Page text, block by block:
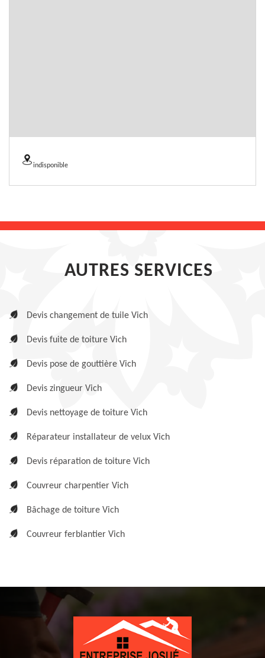
indisponible
AUTRES SERVICES
Devis changement de tuile Vich
Devis fuite de toiture Vich
Devis pose de gouttière Vich
Devis zingueur Vich
Devis nettoyage de toiture Vich
Réparateur installateur de velux Vich
Devis réparation de toiture Vich
Couvreur charpentier Vich
Bâchage de toiture Vich
Couvreur ferblantier Vich